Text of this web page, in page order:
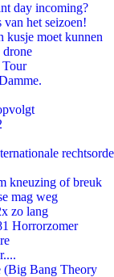
day incoming?
het seizoen!
kusje moet kunnen
rechtsorde
kneuzing of breuk
mag weg
zo lang
Horrorzomer
(Big Bang Theory